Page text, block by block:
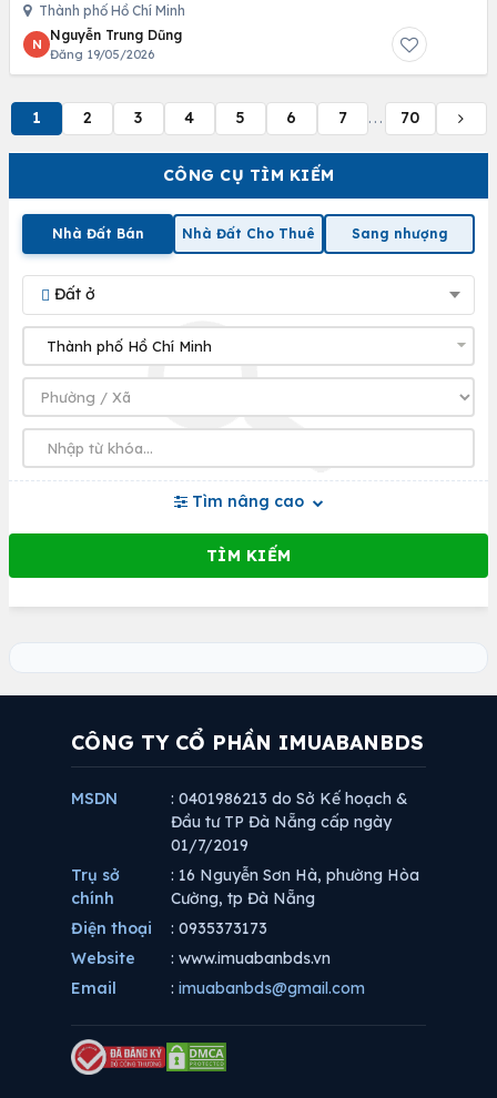
CÔNG CỤ TÌM KIẾM
Nhà Đất Bán Nhà Đất Cho Thuê Sang nhượng
Đất ở
Tìm nâng cao
Thành phố Hồ Chí Minh
N
Nguyễn Trung Dũng
Đăng 19/05/2026
1 2 3 4 5 6 7 ... 70
CÔNG TY CỔ PHẦN IMUABANBDS
MSDN
: 0401986213 do Sở Kế hoạch &
Đầu tư TP Đà Nẵng cấp ngày
01/7/2019
Trụ sở
chính
: 16 Nguyễn Sơn Hà, phường Hòa
Cường, tp Đà Nẵng
Điện thoại
: 0935373173
Website
: www.imuabanbds.vn
Email
: imuabanbds@gmail.com